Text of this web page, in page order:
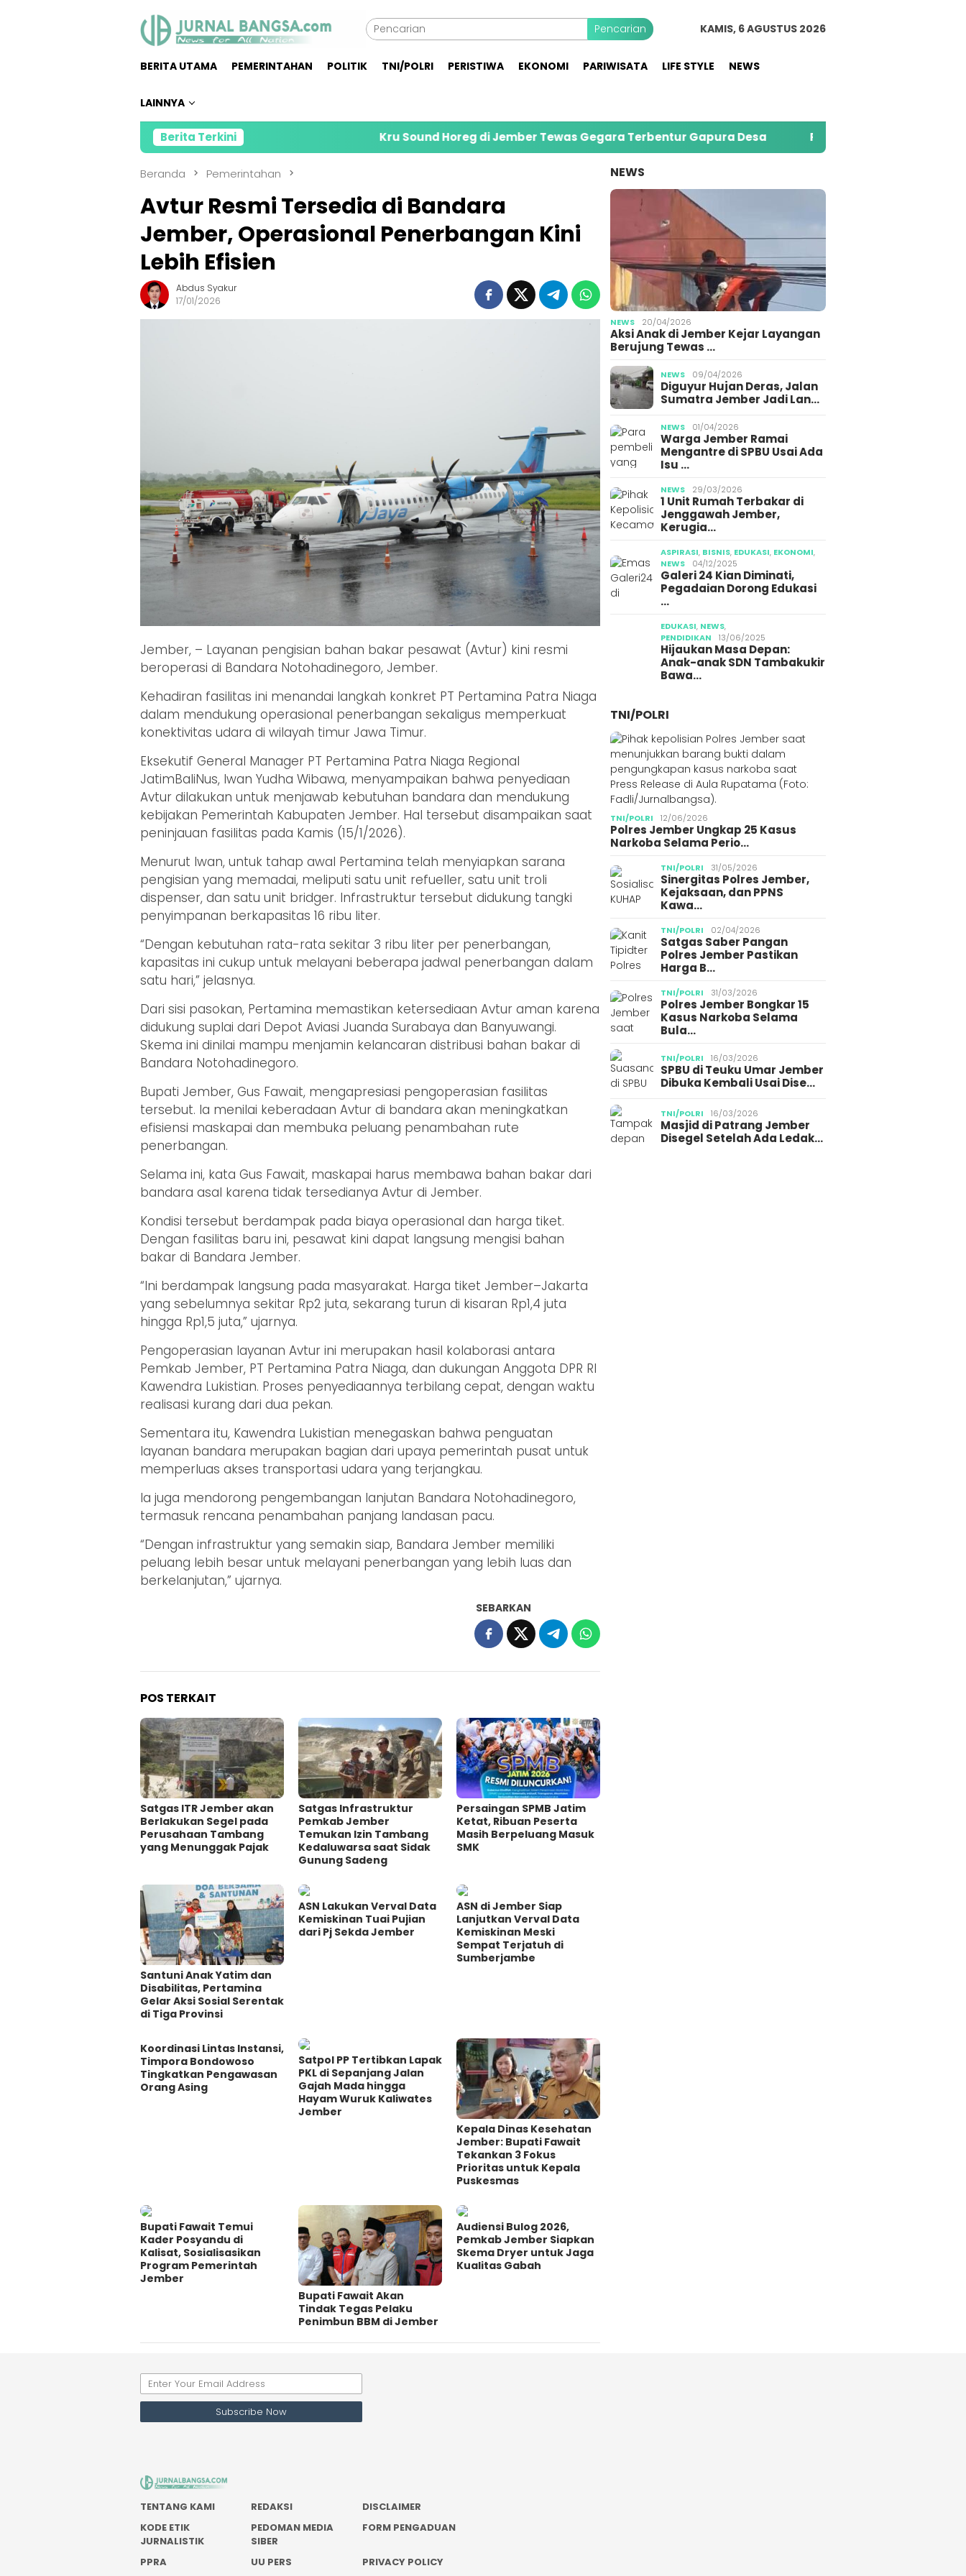
Pencarian KAMIS, 6 AGUSTUS 2026
BERITA UTAMA PEMERINTAHAN POLITIK TNI/POLRI PERISTIWA EKONOMI PARIWISATA LIFE STYLE NEWS
LAINNYA
Berita Terkini Kru Sound Horeg di Jember Tewas Gegara Terbentur Gapura Desa PMI Jember Salurkan 74 Ribu Liter Air
Beranda Pemerintahan
Avtur Resmi Tersedia di Bandara
Jember, Operasional Penerbangan Kini
Lebih Efisien
Abdus Syakur
17/01/2026
Jember, – Layanan pengisian bahan bakar pesawat (Avtur) kini resmi
beroperasi di Bandara Notohadinegoro, Jember.
Kehadiran fasilitas ini menandai langkah konkret PT Pertamina Patra Niaga
dalam mendukung operasional penerbangan sekaligus memperkuat
konektivitas udara di wilayah timur Jawa Timur.
Eksekutif General Manager PT Pertamina Patra Niaga Regional
JatimBaliNus, Iwan Yudha Wibawa, menyampaikan bahwa penyediaan
Avtur dilakukan untuk menjawab kebutuhan bandara dan mendukung
kebijakan Pemerintah Kabupaten Jember. Hal tersebut disampaikan saat
peninjauan fasilitas pada Kamis (15/1/2026).
Menurut Iwan, untuk tahap awal Pertamina telah menyiapkan sarana
pengisian yang memadai, meliputi satu unit refueller, satu unit troli
dispenser, dan satu unit bridger. Infrastruktur tersebut didukung tangki
penyimpanan berkapasitas 16 ribu liter.
“Dengan kebutuhan rata-rata sekitar 3 ribu liter per penerbangan,
kapasitas ini cukup untuk melayani beberapa jadwal penerbangan dalam
satu hari,” jelasnya.
Dari sisi pasokan, Pertamina memastikan ketersediaan Avtur aman karena
didukung suplai dari Depot Aviasi Juanda Surabaya dan Banyuwangi.
Skema ini dinilai mampu menjamin kelancaran distribusi bahan bakar di
Bandara Notohadinegoro.
Bupati Jember, Gus Fawait, mengapresiasi pengoperasian fasilitas
tersebut. Ia menilai keberadaan Avtur di bandara akan meningkatkan
efisiensi maskapai dan membuka peluang penambahan rute
penerbangan.
Selama ini, kata Gus Fawait, maskapai harus membawa bahan bakar dari
bandara asal karena tidak tersedianya Avtur di Jember.
Kondisi tersebut berdampak pada biaya operasional dan harga tiket.
Dengan fasilitas baru ini, pesawat kini dapat langsung mengisi bahan
bakar di Bandara Jember.
“Ini berdampak langsung pada masyarakat. Harga tiket Jember–Jakarta
yang sebelumnya sekitar Rp2 juta, sekarang turun di kisaran Rp1,4 juta
hingga Rp1,5 juta,” ujarnya.
Pengoperasian layanan Avtur ini merupakan hasil kolaborasi antara
Pemkab Jember, PT Pertamina Patra Niaga, dan dukungan Anggota DPR RI
Kawendra Lukistian. Proses penyediaannya terbilang cepat, dengan waktu
realisasi kurang dari dua pekan.
Sementara itu, Kawendra Lukistian menegaskan bahwa penguatan
layanan bandara merupakan bagian dari upaya pemerintah pusat untuk
memperluas akses transportasi udara yang terjangkau.
Ia juga mendorong pengembangan lanjutan Bandara Notohadinegoro,
termasuk rencana penambahan panjang landasan pacu.
“Dengan infrastruktur yang semakin siap, Bandara Jember memiliki
peluang lebih besar untuk melayani penerbangan yang lebih luas dan
berkelanjutan,” ujarnya.
SEBARKAN
POS TERKAIT
Satgas ITR Jember akan
Berlakukan Segel pada
Perusahaan Tambang
yang Menunggak Pajak
Satgas Infrastruktur
Pemkab Jember
Temukan Izin Tambang
Kedaluwarsa saat Sidak
Gunung Sadeng
Persaingan SPMB Jatim
Ketat, Ribuan Peserta
Masih Berpeluang Masuk
SMK
Santuni Anak Yatim dan
Disabilitas, Pertamina
Gelar Aksi Sosial Serentak
di Tiga Provinsi
ASN Lakukan Verval Data
Kemiskinan Tuai Pujian
dari Pj Sekda Jember
ASN di Jember Siap
Lanjutkan Verval Data
Kemiskinan Meski
Sempat Terjatuh di
Sumberjambe
Koordinasi Lintas Instansi,
Timpora Bondowoso
Tingkatkan Pengawasan
Orang Asing
Satpol PP Tertibkan Lapak
PKL di Sepanjang Jalan
Gajah Mada hingga
Hayam Wuruk Kaliwates
Jember
Kepala Dinas Kesehatan
Jember: Bupati Fawait
Tekankan 3 Fokus
Prioritas untuk Kepala
Puskesmas
Bupati Fawait Temui
Kader Posyandu di
Kalisat, Sosialisasikan
Program Pemerintah
Jember
Bupati Fawait Akan
Tindak Tegas Pelaku
Penimbun BBM di Jember
Audiensi Bulog 2026,
Pemkab Jember Siapkan
Skema Dryer untuk Jaga
Kualitas Gabah
NEWS
NEWS 20/04/2026
Aksi Anak di Jember Kejar Layangan
Berujung Tewas …
NEWS 09/04/2026
Diguyur Hujan Deras, Jalan
Sumatra Jember Jadi Lan…
NEWS 01/04/2026
Warga Jember Ramai
Mengantre di SPBU Usai Ada
Isu …
NEWS 29/03/2026
1 Unit Rumah Terbakar di
Jenggawah Jember,
Kerugia…
ASPIRASI, BISNIS, EDUKASI, EKONOMI,
NEWS
04/12/2025
Galeri 24 Kian Diminati,
Pegadaian Dorong Edukasi
…
EDUKASI, NEWS,
PENDIDIKAN
13/06/2025
Hijaukan Masa Depan:
Anak-anak SDN Tambakukir
Bawa…
TNI/POLRI
TNI/POLRI 12/06/2026
Polres Jember Ungkap 25 Kasus
Narkoba Selama Perio…
TNI/POLRI 31/05/2026
Sinergitas Polres Jember,
Kejaksaan, dan PPNS
Kawa…
TNI/POLRI 02/04/2026
Satgas Saber Pangan
Polres Jember Pastikan
Harga B…
TNI/POLRI 31/03/2026
Polres Jember Bongkar 15
Kasus Narkoba Selama
Bula…
TNI/POLRI 16/03/2026
SPBU di Teuku Umar Jember
Dibuka Kembali Usai Dise…
TNI/POLRI 16/03/2026
Masjid di Patrang Jember
Disegel Setelah Ada Ledak…
TENTANG KAMI REDAKSI
DISCLAIMER
KODE ETIK
JURNALISTIK
PEDOMAN MEDIA
SIBER
FORM PENGADUAN
PPRA UU PERS PRIVACY POLICY